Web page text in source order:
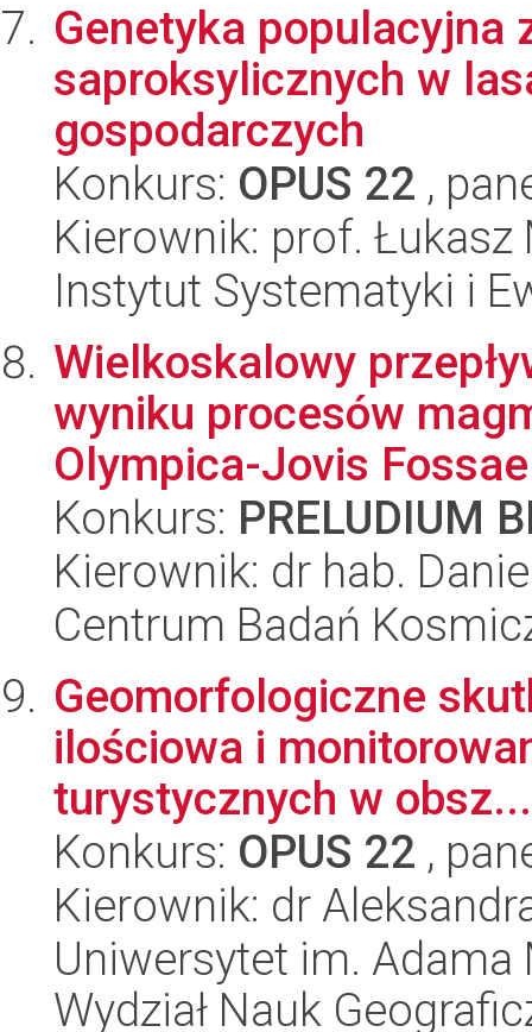
Genetyka populacyjna
saproksylicznych w
gospodarczych
Konkurs: OPUS 22 ,
Kierownik: prof.
Instytut Systematyki i
Wielkoskalowy
wyniku procesów
Olympica-Jovis
Konkurs: PRELUDIUM
Kierownik: dr hab.
Centrum Badań
Geomorfologiczne
ilościowa i
turystycznych w obsz...
Konkurs: OPUS 22 ,
Kierownik: dr
Uniwersytet im.
Wydział Nauk